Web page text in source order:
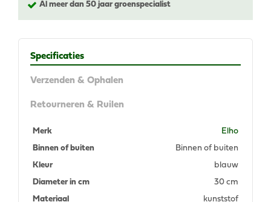
Al meer dan 50 jaar groenspecialist
Specificaties
Verzenden & Ophalen
Retourneren & Ruilen
Merk Elho
Binnen of buiten Binnen of buiten
Kleur blauw
Diameter in cm 30 cm
Materiaal kunststof